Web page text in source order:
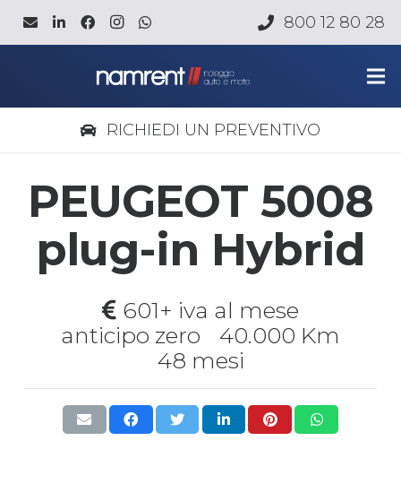
800 12 80 28
RICHIEDI UN PREVENTIVO
PEUGEOT 5008
plug-in Hybrid
601+ iva al mese
anticipo zero
40.000 Km
48 mesi